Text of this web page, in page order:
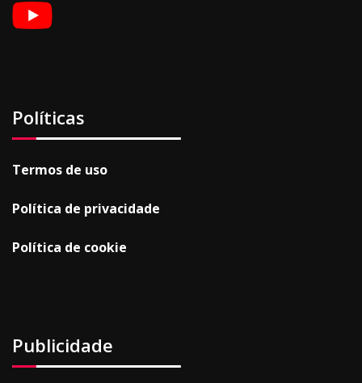
Políticas
Termos de uso
Política de privacidade
Política de cookie
Publicidade